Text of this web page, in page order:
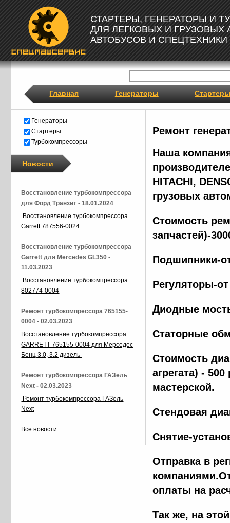
СТАРТЕРЫ, ГЕНЕРАТОРЫ И
ДЛЯ ЛЕГКОВЫХ И ГРУЗОВЫХ
АВТОБУСОВ И СПЕЦТЕХНИКИ
Главная Генераторы Стартеры
Ремонт
Наша
HITACHI,
грузовых
Стоимость
запчастей)-
Подшипники-
Регуляторы-
Диодные
Статорные
Стоимость
агрегата) -
мастерской.
Стендовая
Снятие-
Отправка в
оплаты на
Так же, на
Генераторы
Стартеры
Турбокомпрессоры
Новости
Восстановление турбокомпрессора
для Форд Транзит - 18.01.2024
Восстановление турбокомпрессора
Garrett 787556-0024
Восстановление турбокомпрессора
Garrett для Mercedes GL350 -
11.03.2023
Восстановление турбокомпрессора
802774-0004
Ремонт турбокомпрессора 765155-
0004 - 02.03.2023
Восстановление турбокомпрессора
GARRETT 765155-0004 для Мерседес
Бенц 3.0, 3.2 дизель
Ремонт турбокомпрессора ГАЗель
Next - 02.03.2023
Ремонт турбокомпрессора ГАЗель
Next
Все новости